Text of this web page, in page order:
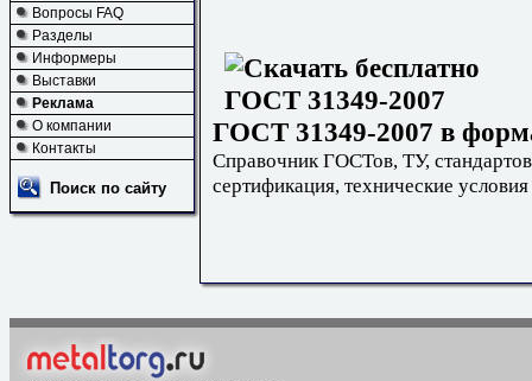
Вопросы FAQ
Разделы
Информеры
Выставки
Реклама
О компании
Контакты
Поиск по сайту
ГОСТ 31349-2007 в
Справочник ГОСТов, ТУ,
сертификация, технические условия